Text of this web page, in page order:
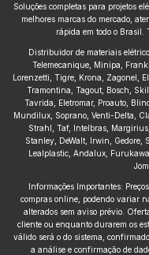
Soluções completas para projetos
melhores marcas do mercado,
rápida em todo o Brasil.
Distribuidor de materiais
Telemecanique, Minipa,
Lorenzetti, Tigre, Krona, Zagonel,
Tramontina, Tagout, Bosch,
Tavrida, Eletromar, Proauto,
Mundilux, Soprano, Venti-Delta,
Strahl, Taf, Intelbras,
Stanley, DeWalt, Irwin, Gedore,
Lealplastic, Andalux,
Informações Importantes:
compras online, podendo variar
alterados sem aviso prévio.
cliente ou enquanto durarem os
válido será o do sistema,
a análise e confirmação de